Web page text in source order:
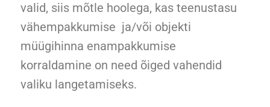
valid, siis mõtle hoolega, kas teenustasu
vähempakkumise ja/või objekti
müügihinna enampakkumise
korraldamine on need õiged vahendid
valiku langetamiseks.